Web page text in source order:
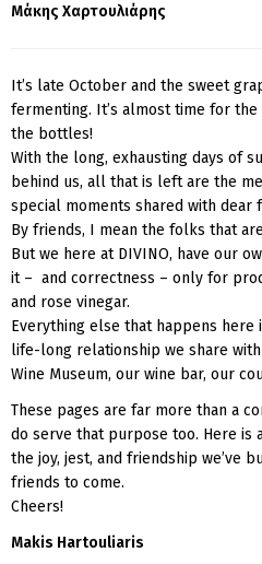
Μάκης Χαρτουλιάρης
It’s late October and the sweet
fermenting. It’s almost time for
the bottles!
With the long, exhausting days of
behind us, all that is left are the
special moments shared with dear
By friends, I mean the folks that
But we here at DIVINO, have our
it – and correctness – only for
and rose vinegar.
Everything else that happens here
life-long relationship we share
Wine Museum, our wine bar, our
These pages are far more than a
do serve that purpose too. Here is
the joy, jest, and friendship we’ve
friends to come.
Cheers!
Makis Hartouliaris